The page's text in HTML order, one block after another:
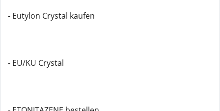
- Eutylon Crystal kaufen
- EU/KU Crystal